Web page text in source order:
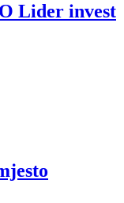
Lider invest